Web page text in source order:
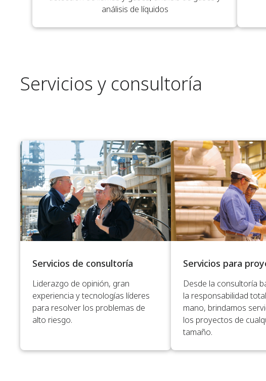
análisis de líquidos
Servicios y consultoría
Servicios de consultoría
Liderazgo de opinión, gran
experiencia y tecnologías líderes
para resolver los problemas de
alto riesgo.
Servicios para
Desde la consultoría
la responsabilidad
mano, brindamos
los proyectos de
tamaño.